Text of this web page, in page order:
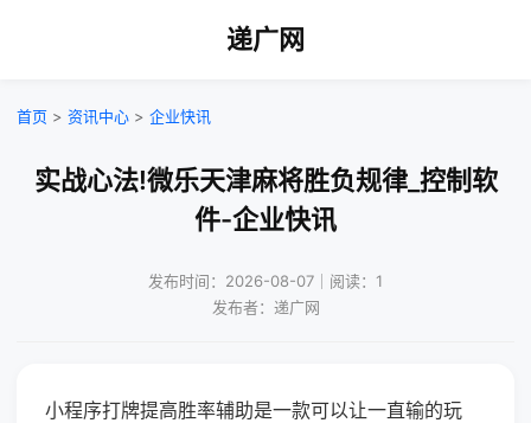
递广网
首页 > 资讯中心 > 企业快讯
实战心法!微乐天津麻将胜负规律_控制软
件-企业快讯
发布时间：2026-08-07｜阅读：1
发布者：递广网
小程序打牌提高胜率辅助是一款可以让一直输的玩